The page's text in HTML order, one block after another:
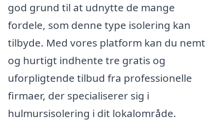
god grund til at udnytte de mange
fordele, som denne type isolering kan
tilbyde. Med vores platform kan du nemt
og hurtigt indhente tre gratis og
uforpligtende tilbud fra professionelle
firmaer, der specialiserer sig i
hulmursisolering i dit lokalområde.